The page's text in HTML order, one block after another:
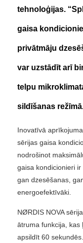
tehnoloģijas.
gaisa
privātmāju
var uzstādīt arī
telpu
sildīšanas
Inovatīvā
sērijas gaisa
nodrošinot
gaisa kondicionieri
gan dzesēšanas,
energoefektīvāki.
NØRDIS NOVA
ātruma funkcija, kas
apsildīt 60